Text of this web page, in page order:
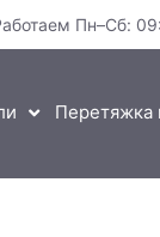
Пн–Сб:
Перетяжка